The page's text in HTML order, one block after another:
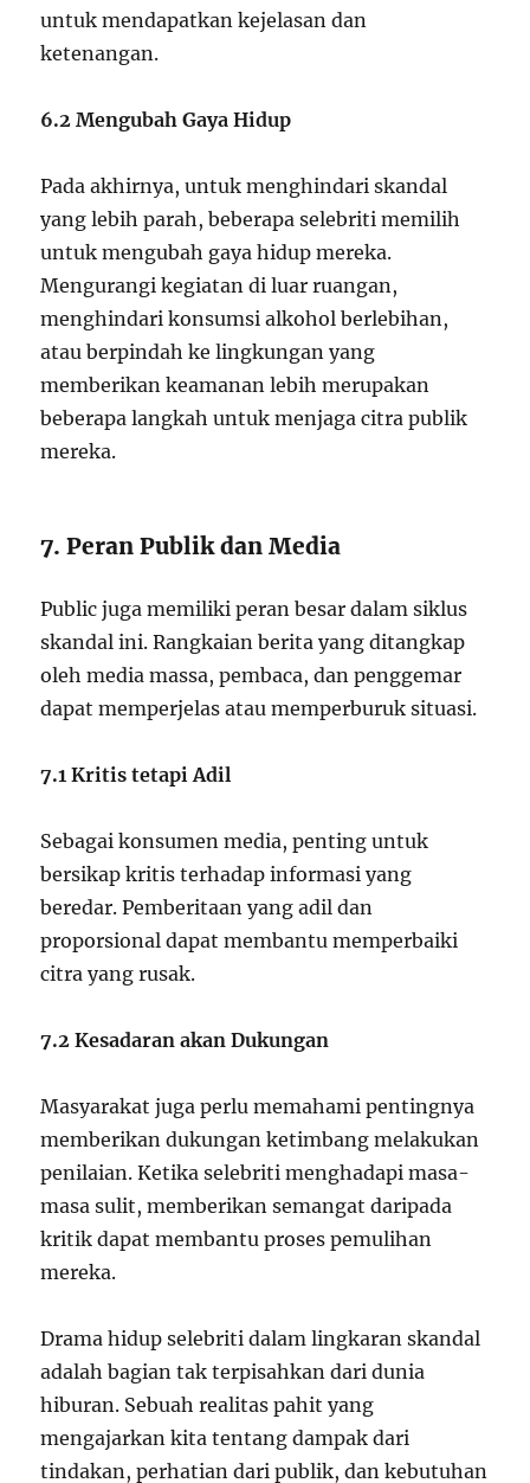
untuk mendapatkan kejelasan dan
ketenangan.
6.2 Mengubah Gaya Hidup
Pada akhirnya, untuk menghindari skandal
yang lebih parah, beberapa selebriti memilih
untuk mengubah gaya hidup mereka.
Mengurangi kegiatan di luar ruangan,
menghindari konsumsi alkohol berlebihan,
atau berpindah ke lingkungan yang
memberikan keamanan lebih merupakan
beberapa langkah untuk menjaga citra publik
mereka.
7. Peran Publik dan Media
Public juga memiliki peran besar dalam siklus
skandal ini. Rangkaian berita yang ditangkap
oleh media massa, pembaca, dan penggemar
dapat memperjelas atau memperburuk situasi.
7.1 Kritis tetapi Adil
Sebagai konsumen media, penting untuk
bersikap kritis terhadap informasi yang
beredar. Pemberitaan yang adil dan
proporsional dapat membantu memperbaiki
citra yang rusak.
7.2 Kesadaran akan Dukungan
Masyarakat juga perlu memahami pentingnya
memberikan dukungan ketimbang melakukan
penilaian. Ketika selebriti menghadapi masa-
masa sulit, memberikan semangat daripada
kritik dapat membantu proses pemulihan
mereka.
Drama hidup selebriti dalam lingkaran skandal
adalah bagian tak terpisahkan dari dunia
hiburan. Sebuah realitas pahit yang
mengajarkan kita tentang dampak dari
tindakan, perhatian dari publik, dan kebutuhan